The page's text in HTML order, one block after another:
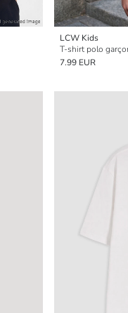
LCW Kids
T-shirt polo
7.99 EUR